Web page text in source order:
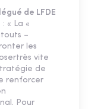
de LFDE
« La «
–
les
vite
de
renforcer
Pour